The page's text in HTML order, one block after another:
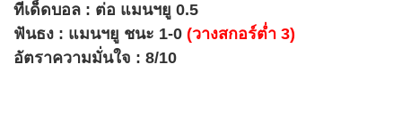
ทีเด็ดบอล : ต่อ แมนฯยู 0.5
ฟันธง : แมนฯยู ชนะ 1-0 (วางสกอร์ต่ำ 3)
อัตราความมั่นใจ : 8/10